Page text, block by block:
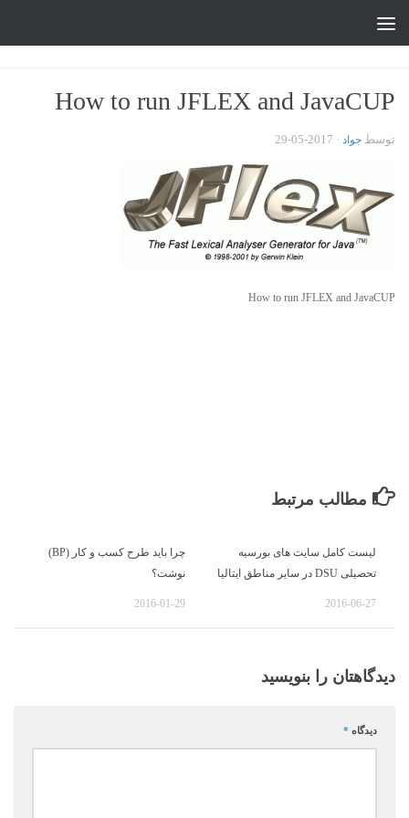
How to run JFLEX and JavaCUP
توسط جواد ·
2017-05-29
How to run JFLEX and JavaCUP
مطالب مرتبط
لیست کامل سایت های بورسیه
تحصیلی DSU در سایر مناطق ایتالیا
2016-06-27
چرا باید طرح کسب و کار (BP)
نوشت؟
2016-01-29
دیدگاهتان را بنویسید
دیدگاه *